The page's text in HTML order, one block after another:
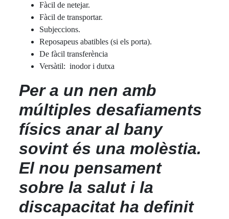
Fàcil de netejar.
Fàcil de transportar.
Subjeccions.
Reposapeus abatibles (si els porta).
De fàcil transferència
Versàtil: inodor i dutxa
Per a un nen amb
múltiples desafiaments
físics anar al bany
sovint és una molèstia.
El nou pensament
sobre la salut i la
discapacitat ha definit